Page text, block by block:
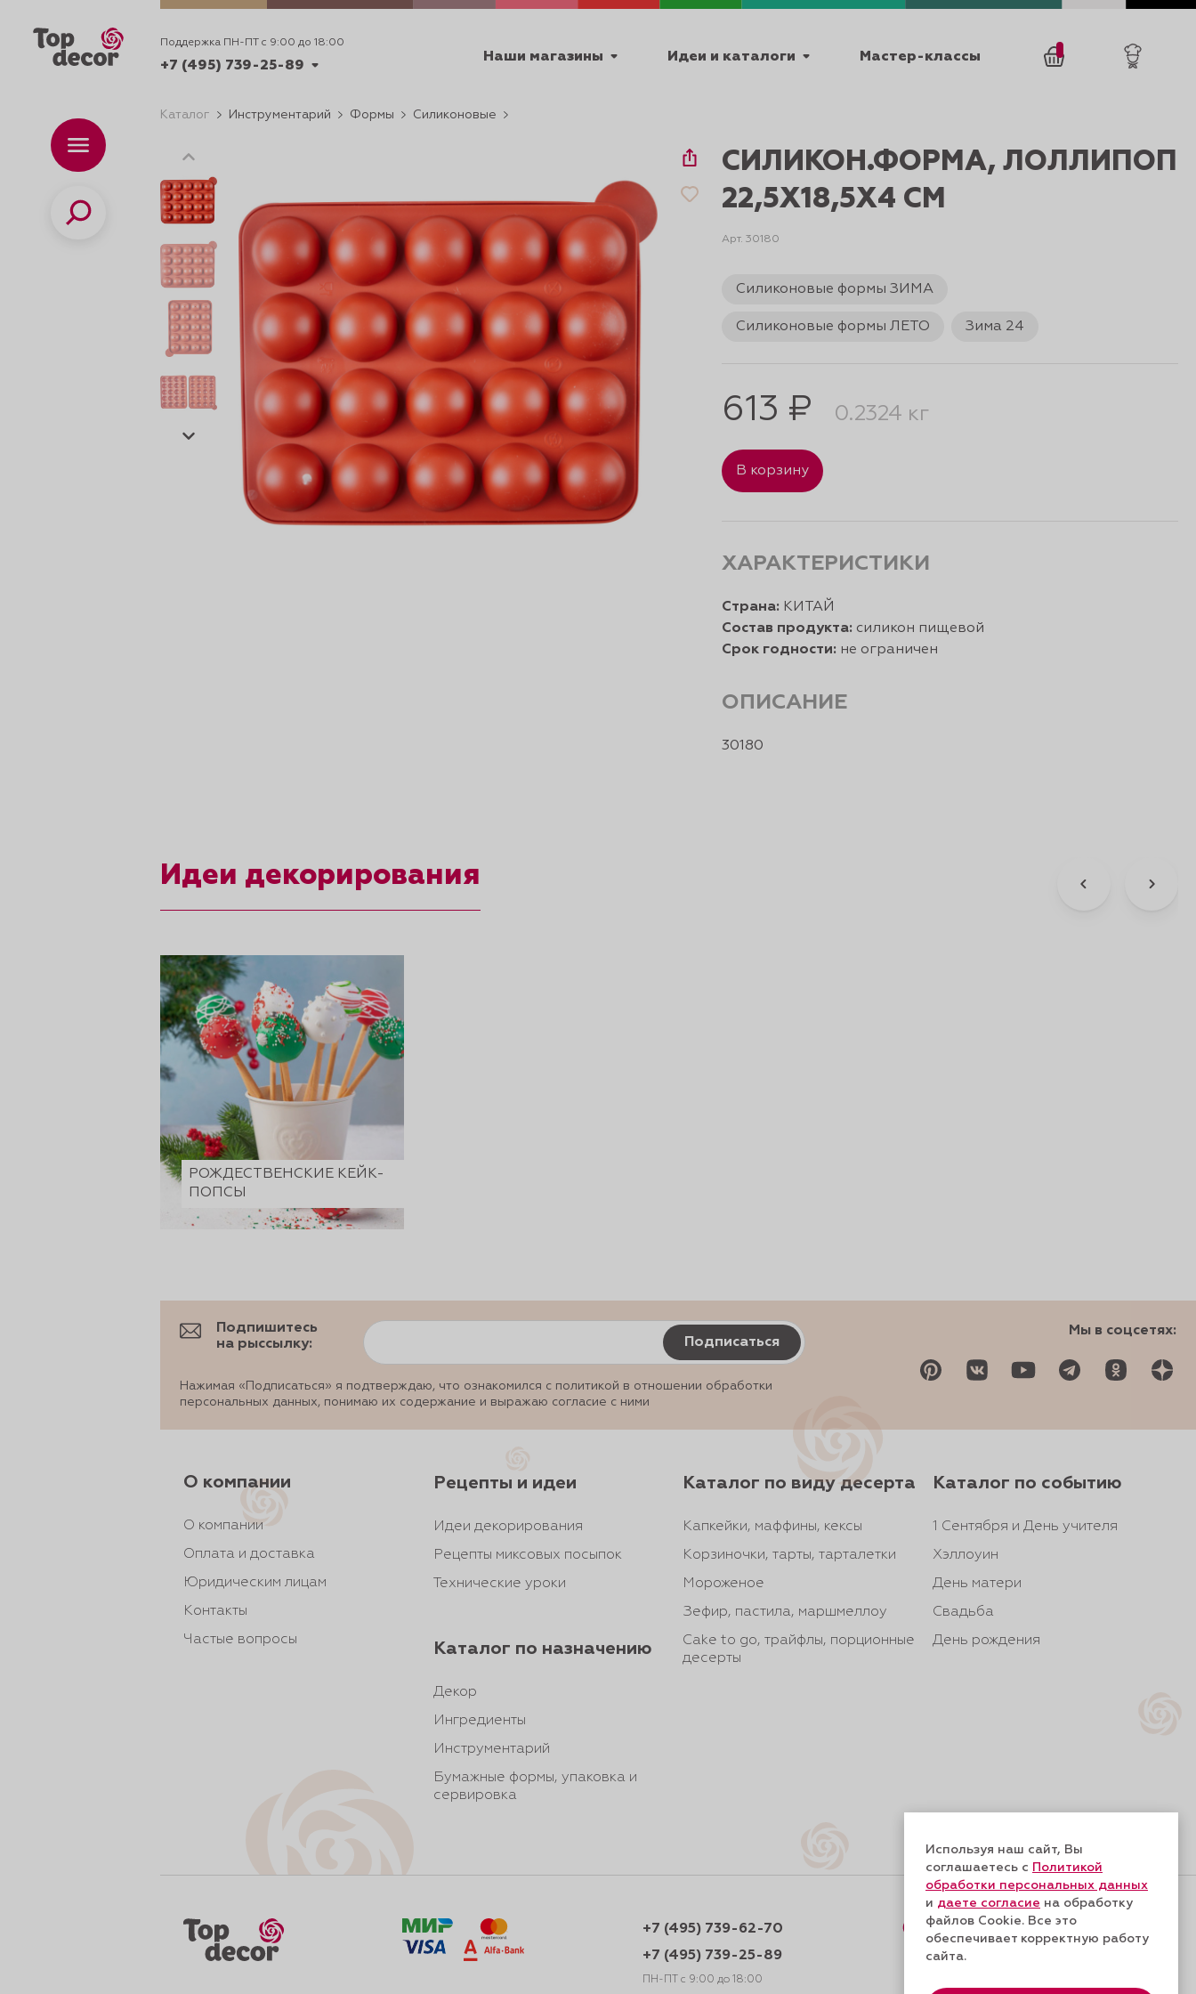
Поддержка ПН-ПТ с 9:00 до 18:00
+7 (495) 739-25-89
Наши магазины Идеи и каталоги
ИДЕИ
ДЕКОРИРОВАНИЯ
ТЕХНИЧЕСКИЕ
УРОКИ ПАСХА 2025
Мастер-классы
Каталог
Поиск
Каталог Инструментарий Формы Силиконовые
СИЛИКОН.ФОРМА, ЛОЛЛИПОП
22,5Х18,5Х4 СМ
Арт. 30180
Силиконовые формы ЗИМА
Силиконовые формы ЛЕТО Зима 24
613 ₽
В корзину
0.2324 кг
ОПИСАНИЕ
ХАРАКТЕРИСТИКИ
30180
Страна: КИТАЙ
Состав продукта: силикон пищевой
Срок годности: не ограничен
Идеи декорирования
РОЖДЕСТВЕНСКИЕ КЕЙК-
ПОПСЫ
Подпишитесь
на рыссылку:
Подписаться
Нажимая «Подписаться» я подтверждаю, что ознакомился с политикой в отношении обработки
персональных данных, понимаю их содержание и выражаю согласие с ними
Мы в соцсетях:
О компании
О компании
Оплата и доставка
Юридическим лицам
Контакты
Частые вопросы
Рецепты и идеи
Идеи декорирования
Рецепты миксовых посыпок
Технические уроки
Каталог по назначению
Декор
Ингредиенты
Инструментарий
Бумажные формы, упаковка и
сервировка
Каталог по виду десерта
Капкейки, маффины, кексы
Корзиночки, тарты, тарталетки
Мороженое
Зефир, пастила, маршмеллоу
Cake to go, трайфлы, порционные
десерты
Каталог по событию
1 Сентября и День учителя
Хэллоуин
День матери
Свадьба
День рождения
+7 (495) 739-62-70
+7 (495) 739-25-89
ПН-ПТ с 9:00 до 18:00
Форма обратной связи
Используя наш сайт, Вы
соглашаетесь с Политикой
обработки персональных данных
и даете согласие на обработку
файлов Cookie. Все это
обеспечивает корректную работу
сайта.